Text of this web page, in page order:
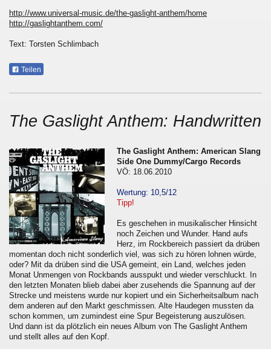
http://www.universal-music.de/the-gaslight-anthem/home
http://gaslightanthem.com/
Text: Torsten Schlimbach
Teilen
The Gaslight Anthem: Handwritten
The Gaslight Anthem: American Slang
Side One Dummy/Cargo Records
VÖ: 18.06.2010
Wertung: 10,5/12
Tipp!
Es geschehen in musikalischer Hinsicht
noch Zeichen und Wunder. Hand aufs
Herz, im Rockbereich passiert da drüben
momentan doch nicht sonderlich viel, was sich zu hören lohnen würde,
oder? Mit da drüben sind die USA gemeint, ein Land, welches jeden
Monat Unmengen von Rockbands ausspukt und wieder verschluckt. In
den letzten Monaten blieb dabei aber zusehends die Spannung auf der
Strecke und meistens wurde nur kopiert und ein Sicherheitsalbum nach
dem anderen auf den Markt geschmissen. Alte Haudegen mussten da
schon kommen, um zumindest eine Spur Begeisterung auszulösen.
Und dann ist da plötzlich ein neues Album von The Gaslight Anthem
und stellt alles auf den Kopf.